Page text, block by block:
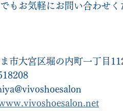
もお気軽にお問い合わせく
市大宮区堀の内町一丁目